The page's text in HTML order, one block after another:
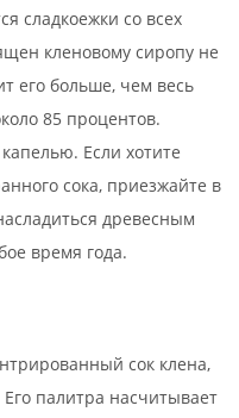
сладкоежки со всех
кленовому сиропу не
его больше, чем весь
85 процентов.
Если хотите
сока, приезжайте в
древесным
время года.
сок клена,
палитра насчитывает